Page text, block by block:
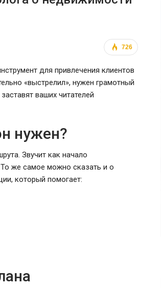
726
для привлечения клиентов
«выстрелил», нужен грамотный
ваших читателей
нужен?
Звучит как начало
же самое можно сказать и о
который помогает: